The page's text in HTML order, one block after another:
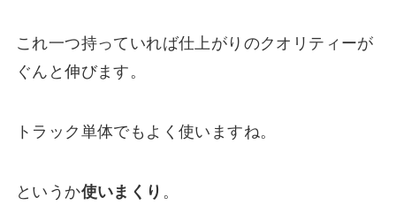
これ一つ持っていれば仕上がりのクオリティーが
ぐんと伸びます。
トラック単体でもよく使いますね。
というか使いまくり 。